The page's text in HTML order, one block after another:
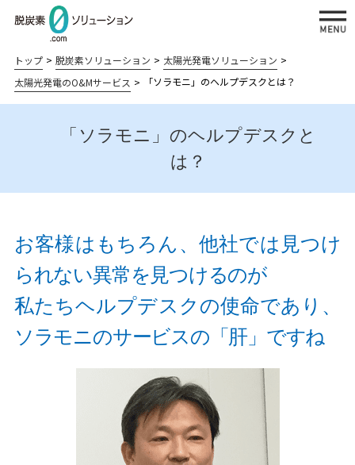
私たちが提供する脱炭素ソリューション
自家
消費
型太
陽光
ーショ
工場の
省エネ
対策
病院の
対策
「熱」
エネル
災害時の電源確保
病院・介護施設の災害対策：
老朽化更新と災害対策の両立
トップ 脱炭素ソリューション
太陽光発電ソリューション
太陽光発電のO&Mサービス
「ソラモニ」のヘルプデスクとは？
「ソラモニ」のヘルプデスクと
は？
お客様はもちろん、他社では見つけ
られない異常を見つけるのが
私たちヘルプデスクの使命であり、
ソラモニのサービスの「肝」ですね